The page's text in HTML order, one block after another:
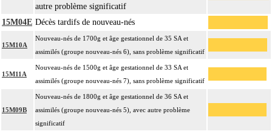
autre problème significatif
15M04E Décès tardifs de nouveau-nés
15M10A
Nouveau-nés de 1700g et âge gestationnel de 35 SA et
assimilés (groupe nouveau-nés 6), sans problème significatif
15M11A
Nouveau-nés de 1500g et âge gestationnel de 33 SA et
assimilés (groupe nouveau-nés 7), sans problème significatif
15M09B
Nouveau-nés de 1800g et âge gestationnel de 36 SA et
assimilés (groupe nouveau-nés 5), avec autre problème
significatif